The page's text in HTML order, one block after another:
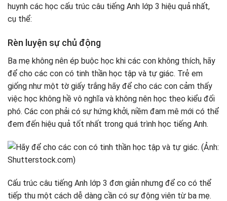
huynh các học cấu trúc câu tiếng Anh lớp 3 hiệu quả nhất,
cụ thể:
Rèn luyện sự chủ động
Ba mẹ không nên ép buộc học khi các con không thích, hãy
để cho các con có tinh thần học tập và tự giác. Trẻ em
giống như một tờ giấy trắng hãy để cho các con cảm thấy
việc học không hề vô nghĩa và không nên học theo kiểu đối
phó. Các con phải có sự hứng khởi, niềm đam mê mới có thể
đem đến hiệu quả tốt nhất trong quá trình học tiếng Anh.
Cấu trúc câu tiếng Anh lớp 3 đơn giản nhưng để co có thể
tiếp thu một cách dễ dàng cần có sự động viên từ ba mẹ.